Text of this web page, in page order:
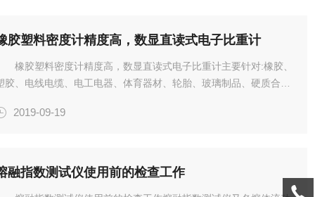
胶塑料密度计精度高，数显直读式电子比重计
橡胶塑料密度计精度高，数显直读式电子比重计主要针对:橡胶、
胶、电线电缆、电工电器、体育器材、轮胎、玻璃制品、硬质合
:ASTMD792、ASTMD297、GB/T1033、GB/T...
2019-09-19
融指数测试仪使用前的检查工作